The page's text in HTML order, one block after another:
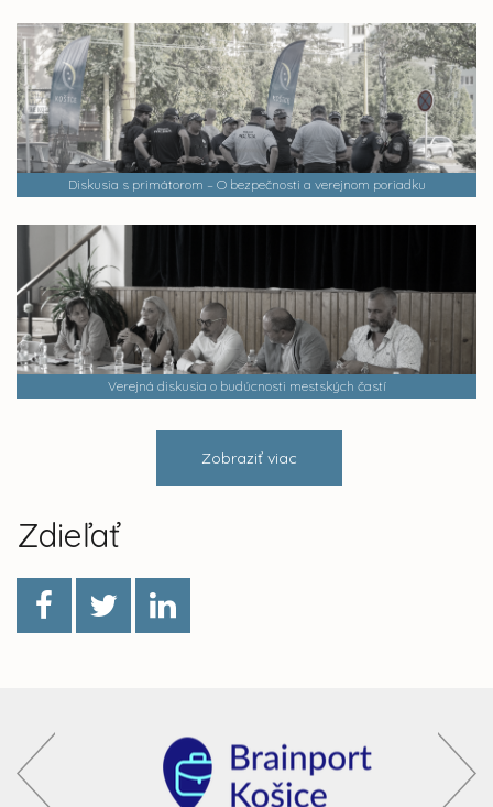
Diskusia s primátorom – O bezpečnosti a verejnom poriadku
Verejná diskusia o budúcnosti mestských častí
Zobraziť viac
Zdieľať